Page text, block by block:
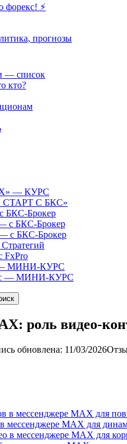
форекс! ⚡
прогнозы
— список
кто?
— КУРС
С БКС»
БКС-Брокер
с БКС-Брокер
с БКС-Брокер
FxPro
— МИНИ-КУРС
— МИНИ-КУРС
роль видео-
обновлена: 11/03/2026
в мессенджере MAX для
мессенджере MAX для
в мессенджере MAX для